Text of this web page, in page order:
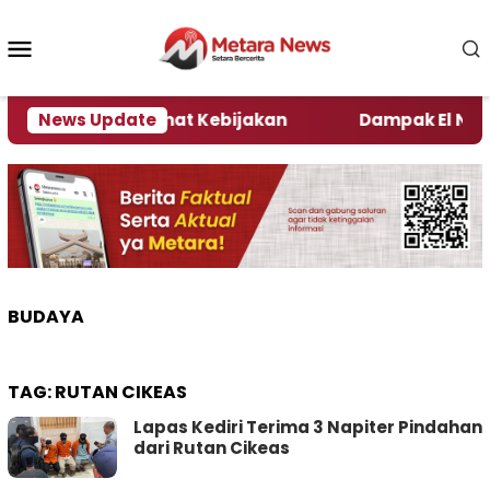
konten
News Update
Kata Pengamat Kebijakan Dampak El Nino,
BUDAYA
TAG:RUTAN CIKEAS
Lapas Kediri Terima 3 Napiter Pindahan
dari Rutan Cikeas